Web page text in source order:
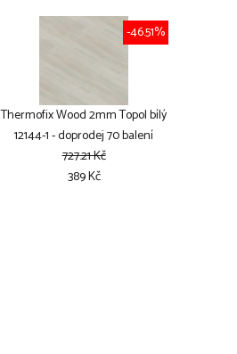
Thermofix Wood 2mm Topol bílý
12144-1 - doprodej 70 balení
-46.51%
727.21 Kč
389 Kč